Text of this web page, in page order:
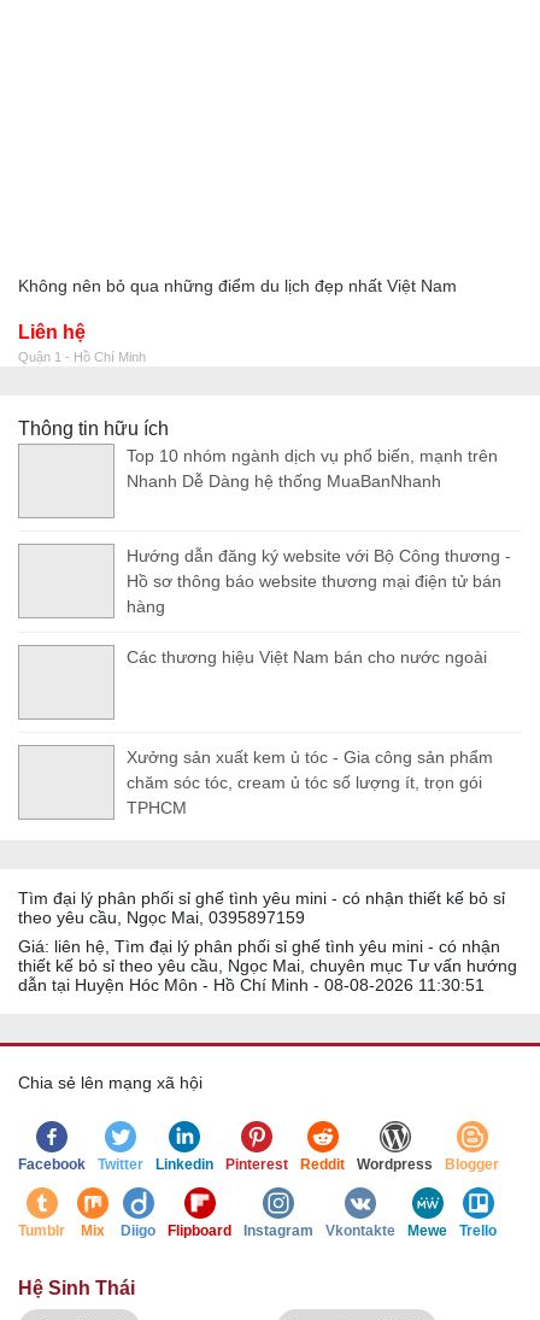
Không nên bỏ qua những điểm du lịch đẹp nhất Việt Nam
Liên hệ
Quận 1 - Hồ Chí Minh
Thông tin hữu ích
Top 10 nhóm ngành dịch vụ phổ biến, mạnh trên
Nhanh Dễ Dàng hệ thống MuaBanNhanh
Hướng dẫn đăng ký website với Bộ Công thương -
Hồ sơ thông báo website thương mại điện tử bán
hàng
Các thương hiệu Việt Nam bán cho nước ngoài
Xưởng sản xuất kem ủ tóc - Gia công sản phẩm
chăm sóc tóc, cream ủ tóc số lượng ít, trọn gói
TPHCM
Tìm đại lý phân phối sỉ ghế tình yêu mini - có nhận thiết kế bỏ sỉ
theo yêu cầu, Ngọc Mai, 0395897159
Giá: liên hệ, Tìm đại lý phân phối sỉ ghế tình yêu mini - có nhận
thiết kế bỏ sỉ theo yêu cầu, Ngọc Mai, chuyên mục Tư vấn hướng
dẫn tại Huyện Hóc Môn - Hồ Chí Minh - 08-08-2026 11:30:51
Chia sẻ lên mạng xã hội
Facebook Twitter Linkedin Pinterest Reddit Wordpress Blogger
Tumblr Mix Diigo Flipboard Instagram Vkontakte Mewe Trello
Hệ Sinh Thái